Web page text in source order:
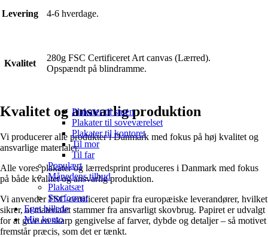
Plakater til stuen
Plakater til soveværelset
Plakater til kontoret
Til mor
Til far
Populært
Månedens tilbud
Plakatsæt
Storformat
Eget billede
Min konto
Levering 4-6 hverdage.
Kvalitet
280g FSC Certificeret Art canvas (Lærred).
Opspændt på blindramme.
Kvalitet og ansvarlig produktion
Vi producerer alle produkter i Danmark med fokus på høj kvalitet og
ansvarlige materialer.
Alle vores plakater og lærredsprint produceres i Danmark med fokus
på både kvalitet og ansvarlig produktion.
Vi anvender FSC-certificeret papir fra europæiske leverandører, hvilket
sikrer, at materialet stammer fra ansvarligt skovbrug. Papiret er udvalgt
for at give en skarp gengivelse af farver, dybde og detaljer – så motivet
fremstår præcis, som det er tænkt.